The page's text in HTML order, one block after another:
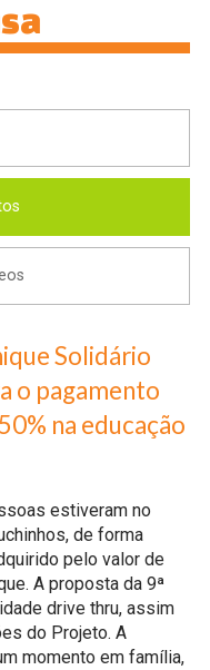
Solidário
o pagamento
na educação
estiveram no
de forma
pelo valor de
A proposta da 9ª
drive thru, assim
do Projeto. A
momento em família,